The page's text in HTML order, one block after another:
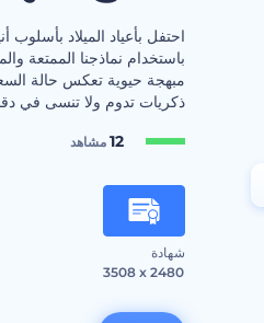
احتفل بأعياد الميلاد
باستخدام نماذجنا الممتعة
مبهجة حيوية تعكس حالة
ذكريات تدوم ولا تنسى في
12مشاهد
شهادة
3508 x 2480